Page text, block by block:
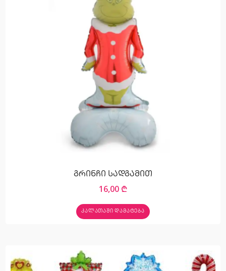
გრინჩი სადგამით
16,00 ₾
ᲙᲐᲚᲐᲗᲐᲨᲘ ᲓᲐᲛᲐᲢᲔᲑᲐ